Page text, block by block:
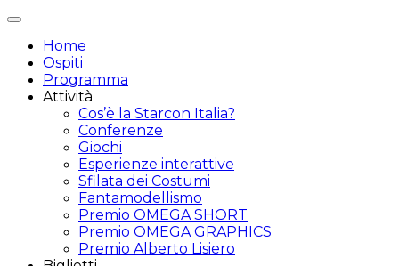
Attiva/disattiva
navigazione
Home
Ospiti
Programma
Attività
Cos’è la Starcon Italia?
Conferenze
Giochi
Esperienze interattive
Sfilata dei Costumi
Fantamodellismo
Premio OMEGA SHORT
Premio OMEGA GRAPHICS
Premio Alberto Lisiero